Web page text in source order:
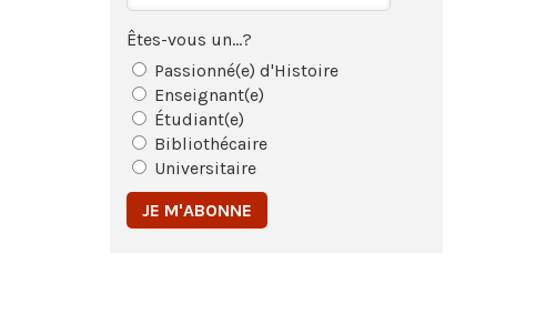
Êtes-vous un...?
Passionné(e) d'Histoire
Enseignant(e)
Étudiant(e)
Bibliothécaire
Universitaire